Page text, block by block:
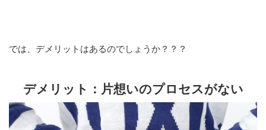
では、デメリットはあるのでしょうか？？？
デメリット：片想いのプロセスがない